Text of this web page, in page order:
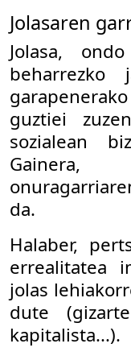
Jolasaren
Jolasa,
beharrezko
guztiei
sozialean
Gainera,
da.
Halaber,
errealitatea
jolas
dute
kapitalista...).